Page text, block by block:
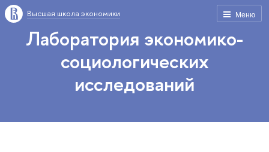
Меню
Высшая школа экономики
Лаборатория экономико-
социологических
исследований